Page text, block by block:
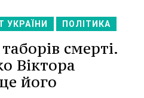
УКРАЇНИ ПОЛІТИКА
смерті.
Віктора
його